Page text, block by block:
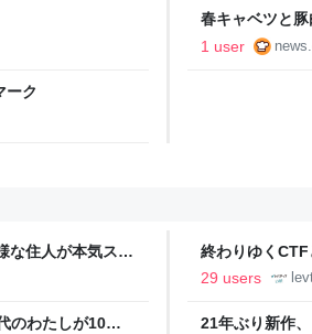
春キャベツと
ックパッド
1 user
ーク
な住人が本気スキ
略 東京・中央
終わりゆく
ること【フォ
29 users
のわたしが10年
21年ぶり新作